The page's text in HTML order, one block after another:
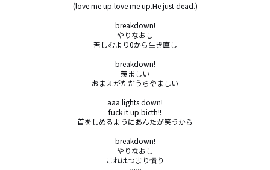
(love me up.love me up.He just dead.)
breakdown!
やりなおし
苦しむより0から生き直し
breakdown!
羨ましい
おまえがただうらやましい
aaa lights down!
fuck it up bicth!!
首をしめるようにあんたが笑うから
breakdown!
やりなおし
これはつまり憤り